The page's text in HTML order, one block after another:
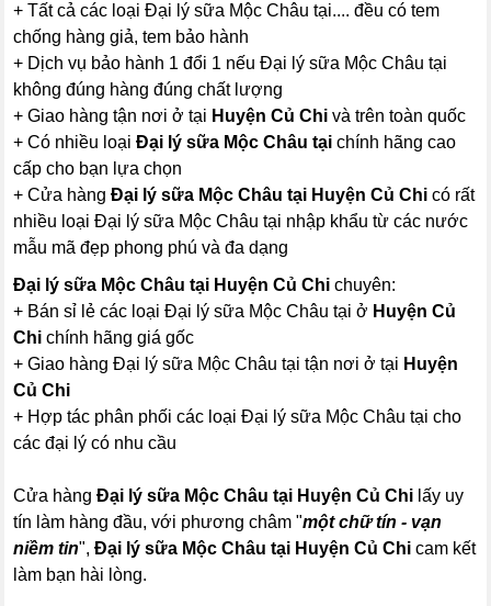
+ Tất cả các loại Đại lý sữa Mộc Châu tại.... đều có tem
chống hàng giả, tem bảo hành
+ Dịch vụ bảo hành 1 đổi 1 nếu Đại lý sữa Mộc Châu tại
không đúng hàng đúng chất lượng
+ Giao hàng tận nơi ở tại Huyện Củ Chi và trên toàn quốc
+ Có nhiều loạiĐại lý sữa Mộc Châu tại chính hãng cao
cấp cho bạn lựa chọn
+ Cửa hàngĐại lý sữa Mộc Châu tại Huyện Củ Chi có rất
nhiều loại Đại lý sữa Mộc Châu tại nhập khẩu từ các nước
mẫu mã đẹp phong phú và đa dạng
Đại lý sữa Mộc Châu tại Huyện Củ Chichuyên:
+ Bán sỉ lẻ các loại Đại lý sữa Mộc Châu tại ở Huyện Củ
Chi chính hãng giá gốc
+ Giao hàng Đại lý sữa Mộc Châu tại tận nơi ở tại Huyện
Củ Chi
+ Hợp tác phân phối các loại Đại lý sữa Mộc Châu tại cho
các đại lý có nhu cầu
Cửa hàngĐại lý sữa Mộc Châu tại Huyện Củ Chi lấy uy
tín làm hàng đầu, với phương châm "một chữ tín - vạn
niềm tin",Đại lý sữa Mộc Châu tại Huyện Củ Chi cam kết
làm bạn hài lòng.